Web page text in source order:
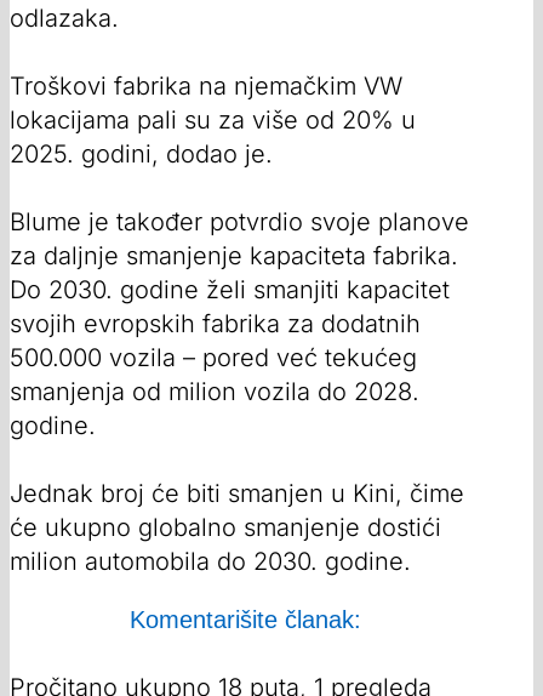
odlazaka.
Troškovi fabrika na njemačkim VW
lokacijama pali su za više od 20% u
2025. godini, dodao je.
Blume je također potvrdio svoje planove
za daljnje smanjenje kapaciteta fabrika.
Do 2030. godine želi smanjiti kapacitet
svojih evropskih fabrika za dodatnih
500.000 vozila – pored već tekućeg
smanjenja od milion vozila do 2028.
godine.
Jednak broj će biti smanjen u Kini, čime
će ukupno globalno smanjenje dostići
milion automobila do 2030. godine.
Komentarišite članak:
Pročitano ukupno 18 puta, 1 pregleda